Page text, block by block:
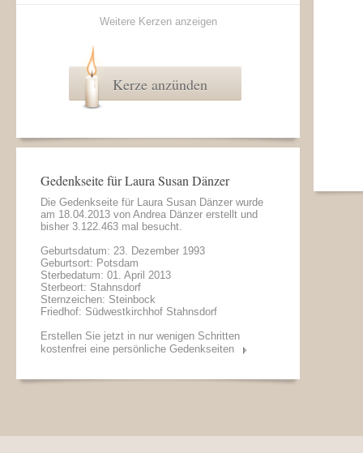
Weitere Kerzen anzeigen
Kerze anzünden
Gedenkseite für Laura Susan Dänzer
Die Gedenkseite für Laura Susan Dänzer wurde
am 18.04.2013 von Andrea Dänzer erstellt und
bisher 3.122.463 mal besucht.
Geburtsdatum: 23. Dezember 1993
Geburtsort: Potsdam
Sterbedatum: 01. April 2013
Sterbeort: Stahnsdorf
Sternzeichen: Steinbock
Friedhof: Südwestkirchhof Stahnsdorf
Erstellen Sie jetzt in nur wenigen Schritten
kostenfrei eine persönliche Gedenkseiten